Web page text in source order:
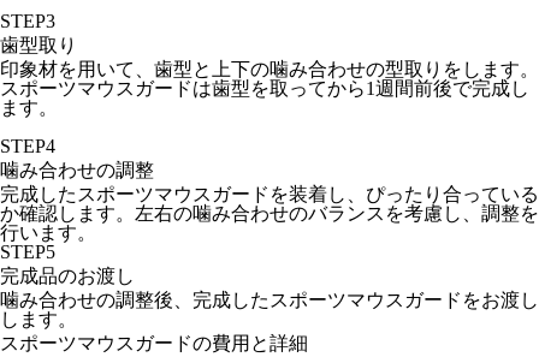
STEP3
歯型取り
印象材を用いて、歯型と上下の噛み合わせの型取りをします。
スポーツマウスガードは歯型を取ってから1週間前後で完成し
ます。
STEP4
噛み合わせの調整
完成したスポーツマウスガードを装着し、ぴったり合っている
か確認します。左右の噛み合わせのバランスを考慮し、調整を
行います。
STEP5
完成品のお渡し
噛み合わせの調整後、完成したスポーツマウスガードをお渡し
します。
スポーツマウスガードの費用と詳細